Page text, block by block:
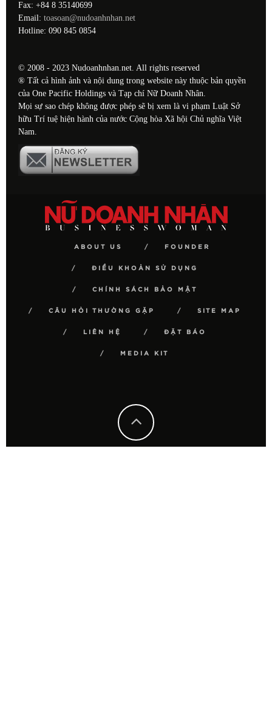
Fax: +84 8 35140699
Email: toasoan@nudoanhnhan.net
Hotline: 090 845 0854
© 2008 - 2023 Nudoanhnhan.net. All rights reserved
® Tất cả hình ảnh và nội dung trong website này thuộc bản quyền
của One Pacific Holdings và Tạp chí Nữ Doanh Nhân.
Mọi sự sao chép không được phép sẽ bị xem là vi phạm Luật Sở
hữu Trí tuệ hiện hành của nước Cộng hòa Xã hội Chủ nghĩa Việt
Nam.
ABOUT US FOUNDER
ĐIỀU KHOẢN SỬ DỤNG
CHÍNH SÁCH BẢO MẬT
CÂU HỎI THƯỜNG GẶP SITE MAP
LIÊN HỆ ĐẶT BÁO
MEDIA KIT